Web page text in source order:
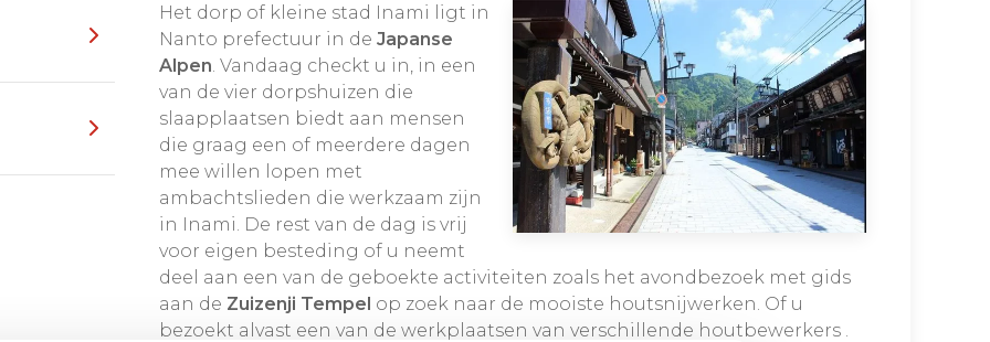
gevestigd,
u een uniek kijkje
leven van deze
bestemming voor
en ambachten.
deelnemen aan
maakt u echt contact
Het dorp of kleine stad Inami ligt in
Nanto prefectuur in de Japanse
Alpen . Vandaag checkt u in, in een
van de vier dorpshuizen die
slaapplaatsen biedt aan mensen
die graag een of meerdere dagen
mee willen lopen met
ambachtslieden die werkzaam zijn
in Inami. De rest van de dag is vrij
voor eigen besteding of u neemt
deel aan een van de geboekte activiteiten zoals het avondbezoek met gids
aan de Zuizenji Tempel op zoek naar de mooiste houtsnijwerken. Of u
bezoekt alvast een van de werkplaatsen van verschillende houtbewerkers .